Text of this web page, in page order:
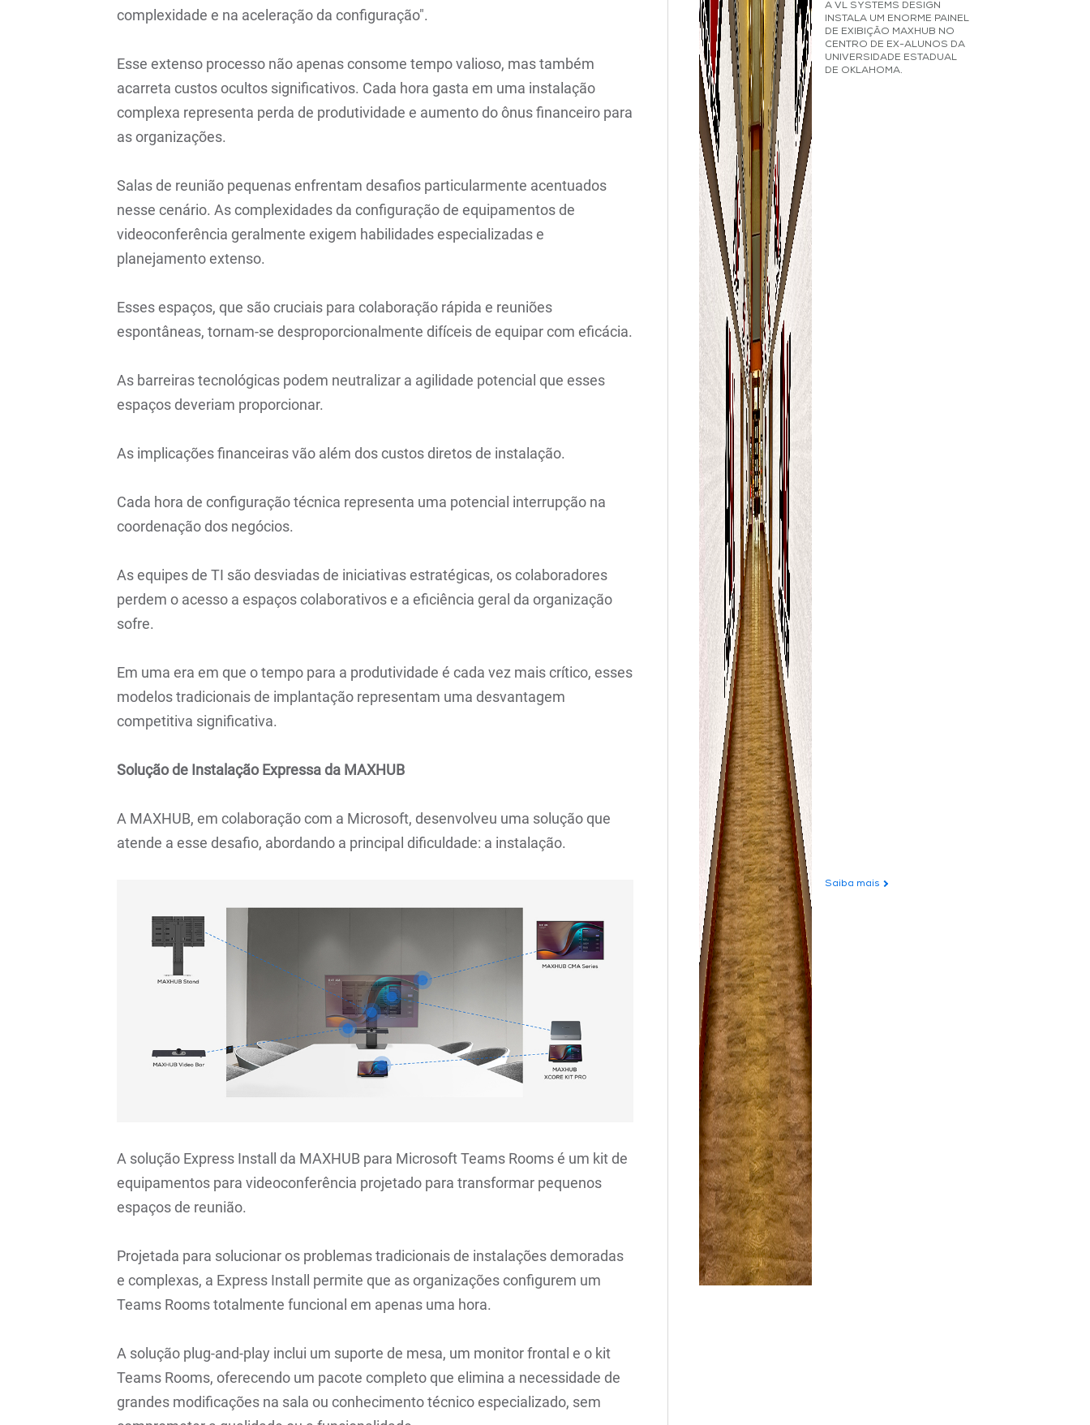
complexidade e na aceleração da configuração".
Esse extenso processo não apenas consome tempo valioso, mas também
acarreta custos ocultos significativos. Cada hora gasta em uma instalação
complexa representa perda de produtividade e aumento do ônus financeiro para
as organizações.
Salas de reunião pequenas enfrentam desafios particularmente acentuados
nesse cenário. As complexidades da configuração de equipamentos de
videoconferência geralmente exigem habilidades especializadas e
planejamento extenso.
Esses espaços, que são cruciais para colaboração rápida e reuniões
espontâneas, tornam-se desproporcionalmente difíceis de equipar com eficácia.
As barreiras tecnológicas podem neutralizar a agilidade potencial que esses
espaços deveriam proporcionar.
As implicações financeiras vão além dos custos diretos de instalação.
Cada hora de configuração técnica representa uma potencial interrupção na
coordenação dos negócios.
As equipes de TI são desviadas de iniciativas estratégicas, os colaboradores
perdem o acesso a espaços colaborativos e a eficiência geral da organização
sofre.
Em uma era em que o tempo para a produtividade é cada vez mais crítico, esses
modelos tradicionais de implantação representam uma desvantagem
competitiva significativa.
Solução de Instalação Expressa da MAXHUB
A MAXHUB, em colaboração com a Microsoft, desenvolveu uma solução que
atende a esse desafio, abordando a principal dificuldade: a instalação.
A solução Express Install da MAXHUB para Microsoft Teams Rooms é um kit de
equipamentos para videoconferência projetado para transformar pequenos
espaços de reunião.
Projetada para solucionar os problemas tradicionais de instalações demoradas
e complexas, a Express Install permite que as organizações configurem um
Teams Rooms totalmente funcional em apenas uma hora.
A solução plug-and-play inclui um suporte de mesa, um monitor frontal e o kit
Teams Rooms, oferecendo um pacote completo que elimina a necessidade de
grandes modificações na sala ou conhecimento técnico especializado, sem
A VL SYSTEMS DESIGN
INSTALA UM ENORME PAINEL
DE EXIBIÇÃO MAXHUB NO
CENTRO DE EX-ALUNOS DA
UNIVERSIDADE ESTADUAL
DE OKLAHOMA.
Saiba mais